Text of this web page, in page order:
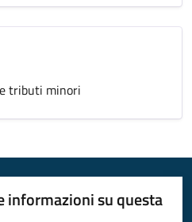
tributi minori
informazioni su questa